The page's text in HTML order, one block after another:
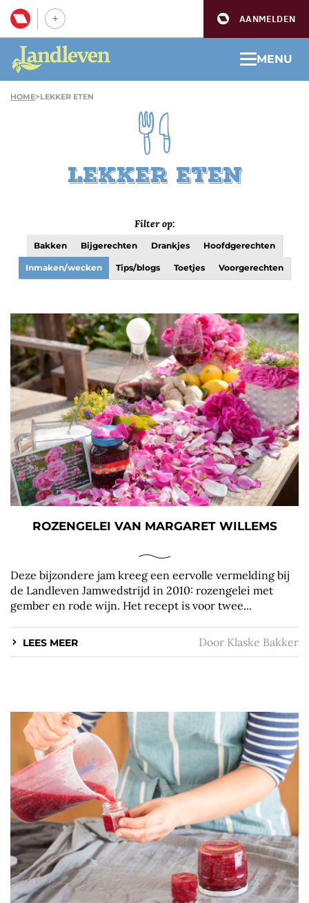
AANMELDEN
MENU
HOME>LEKKER ETEN
Lekker eten
Filter op:
Bakken Bijgerechten Drankjes Hoofdgerechten
Inmaken/wecken Tips/blogs Toetjes Voorgerechten
ROZENGELEI VAN MARGARET WILLEMS
Deze bijzondere jam kreeg een eervolle vermelding bij
de Landleven Jamwedstrijd in 2010: rozengelei met
gember en rode wijn. Het recept is voor twee...
LEES MEER Door Klaske Bakker